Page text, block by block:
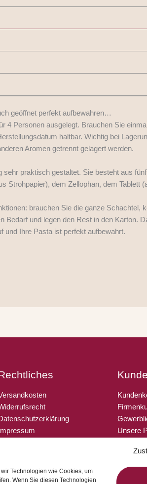
Technologien wie Cookies, um
Wenn Sie diesen Technologien
geöffnet perfekt aufbewahren…
4 Personen ausgelegt. Brauchen Sie
haltbar. Wichtig bei
Aromen getrennt gelagert werden.
sehr praktisch gestaltet. Sie besteht aus
Strohpapier), dem Zellophan, dem Tablett
brauchen Sie die ganze
Bedarf und legen den Rest in den Karton.
und Ihre Pasta ist perfekt aufbewahrt.
Unsere